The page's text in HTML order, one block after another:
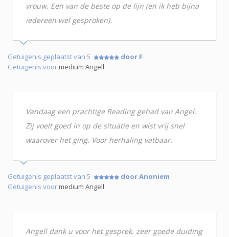
vrouw. Een van de beste op de lijn (en ik heb bijna
iedereen wel gesproken).
Getuigenis geplaatst van 5
door F
Getuigenis voormedium Angell
Vandaag een prachtige Reading gehad van Angel.
Zij voelt goed in op de situatie en wist vrij snel
waarover het ging. Voor herhaling vatbaar.
Getuigenis geplaatst van 5
door Anoniem
Getuigenis voormedium Angell
Angell dank u voor het gesprek. zeer goede duiding